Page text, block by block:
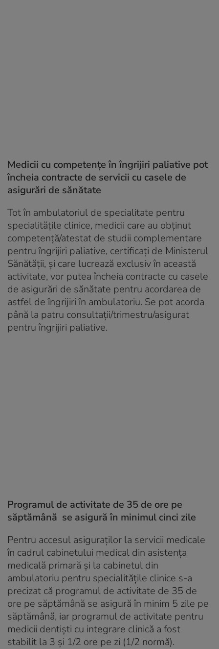
Medicii cu competențe în îngrijiri paliative pot
încheia contracte de servicii cu casele de
asigurări de sănătate
Tot în ambulatoriul de specialitate pentru
specialităţile clinice, medicii care au obținut
competență/atestat de studii complementare
pentru îngrijiri paliative, certificați de Ministerul
Sănătății, şi care lucrează exclusiv în această
activitate, vor putea încheia contracte cu casele
de asigurări de sănătate pentru acordarea de
astfel de îngrijiri în ambulatoriu. Se pot acorda
până la patru consultaţii/trimestru/asigurat
pentru îngrijiri paliative.
Programul de activitate de 35 de ore pe
săptămână se asigură în minimul cinci zile
Pentru accesul asiguraţilor la servicii medicale
în cadrul cabinetului medical din asistența
medicală primară și la cabinetul din
ambulatoriu pentru specialitățile clinice s-a
precizat că programul de activitate de 35 de
ore pe săptămână se asigură în minim 5 zile pe
săptămână, iar programul de activitate pentru
medicii dentişti cu integrare clinică a fost
stabilit la 3 şi 1/2 ore pe zi (1/2 normă).